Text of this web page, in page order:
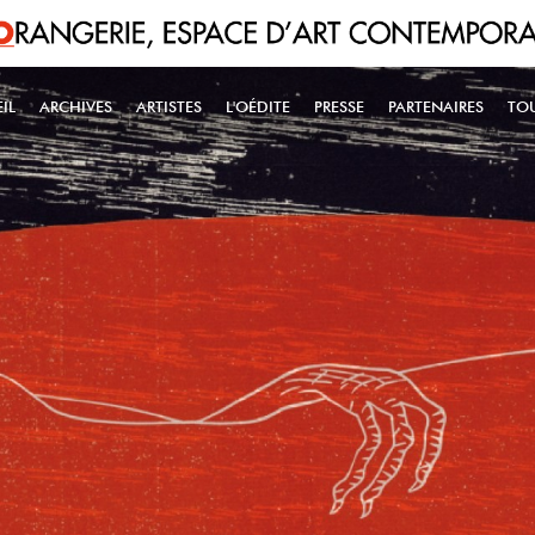
NAVIGATION
ARCHIVES ARTISTES L'OÉDITE PRESSE PARTENAIRES